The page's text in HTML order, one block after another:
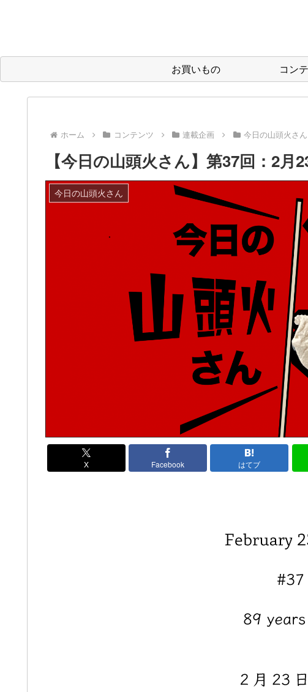
お買いもの コン
ホーム コンテンツ 連載企画 今日の山頭火さん
【今日の山頭火さん】第37回：2月
今日の山頭火さん
X Facebook はてブ